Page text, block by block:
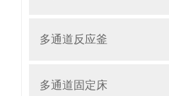
多通道反应釜
多通道固定床